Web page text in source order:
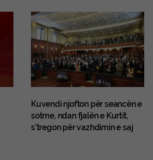
Kuvendi njofton për seancën e
sotme, ndan fjalën e Kurtit,
s’tregon për vazhdimin e saj